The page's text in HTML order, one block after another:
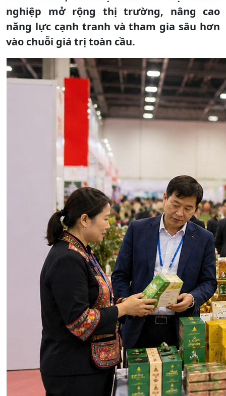
nghiệp mở rộng thị trường, nâng cao
năng lực cạnh tranh và tham gia sâu hơn
vào chuỗi giá trị toàn cầu.